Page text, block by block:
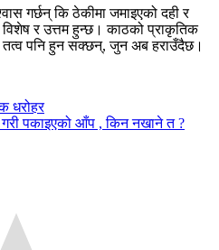
गर्छन् कि ठेकीमा जमाइएको दही र
विशेष र उत्तम हुन्छ। काठको प्राकृतिक
तत्व पनि हुन सक्छन्, जुन अब हराउँदैछ।
धरोहर
गरी पकाइएको आँप , किन नखाने त ?